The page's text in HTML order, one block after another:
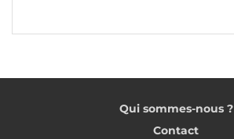
Qui sommes-nous ?
Contact